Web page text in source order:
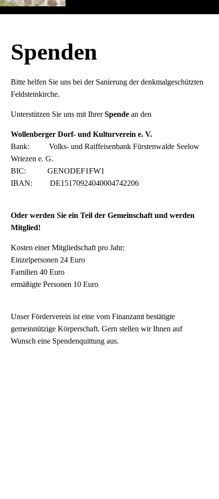
Spenden
Bitte helfen Sie uns bei der Sanierung der denkmalgeschützten
Feldsteinkirche.
Unterstützen Sie uns mit IhrerSpende an den
Wollenberger Dorf- und Kulturverein e. V.
Bank: Volks- und Raiffeisenbank Fürstenwalde Seelow
Wriezen e. G.
BIC: GENODEF1FW1
IBAN: DE15170924040004742206
Oder werden Sie ein Teil der Gemeinschaft und werden
Mitglied!
Kosten einer Mitgliedschaft pro Jahr:
Einzelpersonen 24 Euro
Familien 40 Euro
ermäßigte Personen 10 Euro
Unser Förderverein ist eine vom Finanzamt bestätigte
gemeinnützige Körperschaft. Gern stellen wir Ihnen auf
Wunsch eine Spendenquittung aus.